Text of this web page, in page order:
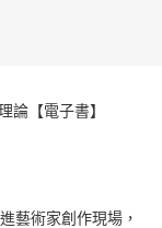
論【電子書】
藝術家創作現場，